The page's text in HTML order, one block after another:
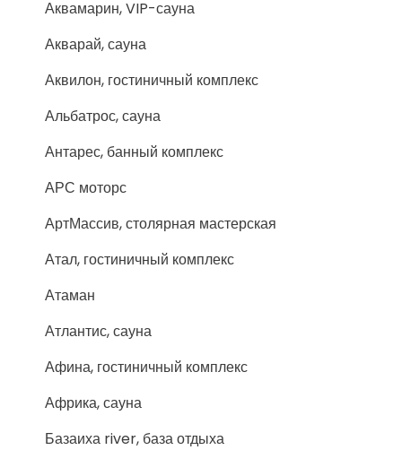
Аквамарин, VIP-сауна
Акварай, сауна
Аквилон, гостиничный комплекс
Альбатрос, сауна
Антарес, банный комплекс
АРС моторс
АртМассив, столярная мастерская
Атал, гостиничный комплекс
Атаман
Атлантис, сауна
Афина, гостиничный комплекс
Африка, сауна
Базаиха river, база отдыха